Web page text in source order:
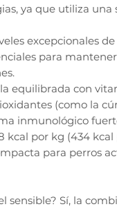
ya que utiliza una
excepcionales
para
equilibrada con
(como la
inmunológico
kcal por kg (434 kcal
para perros
sensible? Sí, la